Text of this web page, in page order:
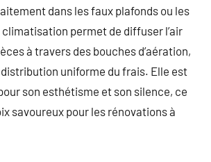
dans les faux plafonds ou les
climatisation permet de diffuser l’air
à travers des bouches d’aération,
uniforme du frais. Elle est
son esthétisme et son silence, ce
savoureux pour les rénovations à